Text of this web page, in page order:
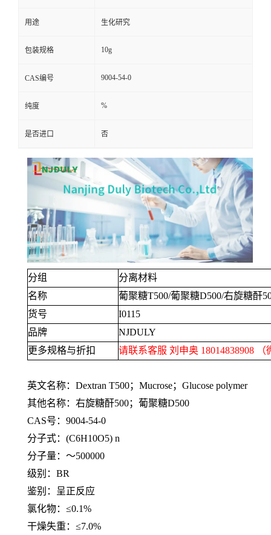
用途 生化研究
包装规格 10g
CAS编号 9004-54-0
纯度 %
是否进口 否
分组
分离材料
名称
葡聚糖T500/葡聚糖D500/右旋糖酐
货号
I0115
品牌
NJDULY
更多规格与折扣
请联系客服 刘申奥 18014838908
英文名称： Dextran T500； Mucrose； Glucose polymer
其他名称：右旋糖酐500；葡聚糖D500
CAS号： 9004-54-0
分子式： (C6H10O5) n
分子量：～500000
级别： BR
鉴别：呈正反应
氯化物：≤0.1%
干燥失重：≤7.0%